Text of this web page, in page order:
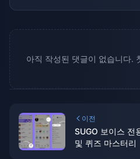
아직 작성된 댓글이 없습니다.
이전
SUGO 보이스 전
및 퀴즈 마스터리